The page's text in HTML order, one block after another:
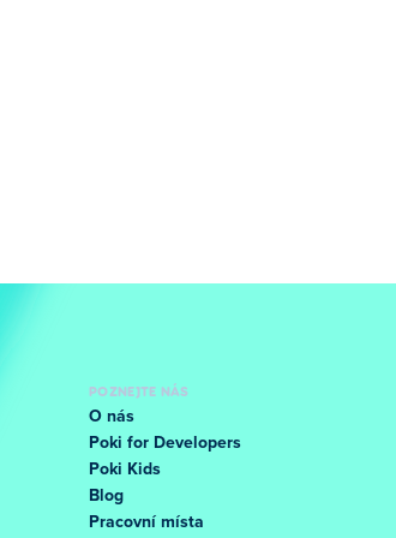
POZNEJTE NÁS
O nás
Poki for Developers
Poki Kids
Blog
Pracovní místa